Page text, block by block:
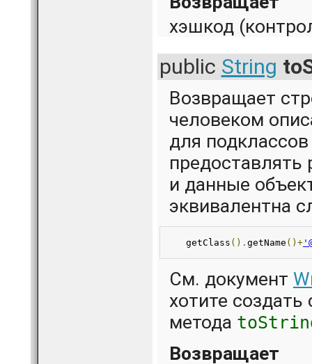
хэшкод
public String
Возвращает
человеком
для
предоставлять
и данные
эквивалентна
getClass (). getName () +
См. документ
хотите
метода
Возвращает